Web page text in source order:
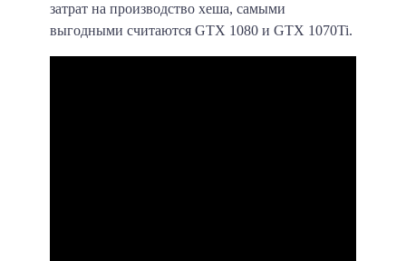
затрат на производство хеша, самыми
выгодными считаются GTX 1080 и GTX 1070Ti.